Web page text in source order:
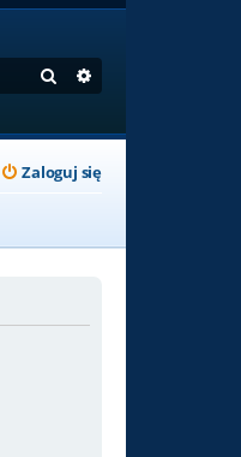
Szukaj
Zaloguj się